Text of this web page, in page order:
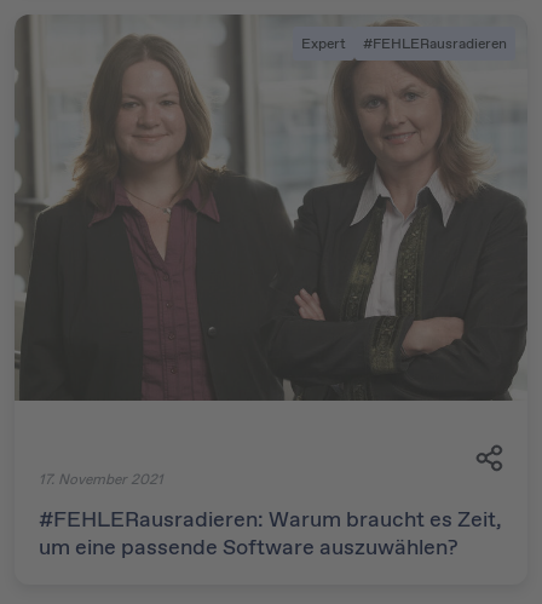
Expert #FEHLERausradieren
17. November 2021
#FEHLERausradieren: Warum braucht es Zeit,
um eine passende Software auszuwählen?